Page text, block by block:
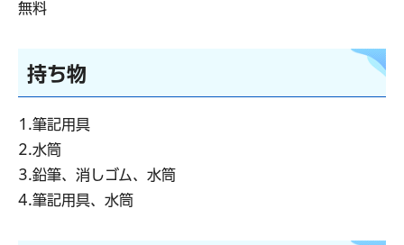
無料
持ち物
1.筆記用具
2.水筒
3.鉛筆、消しゴム、水筒
4.筆記用具、水筒